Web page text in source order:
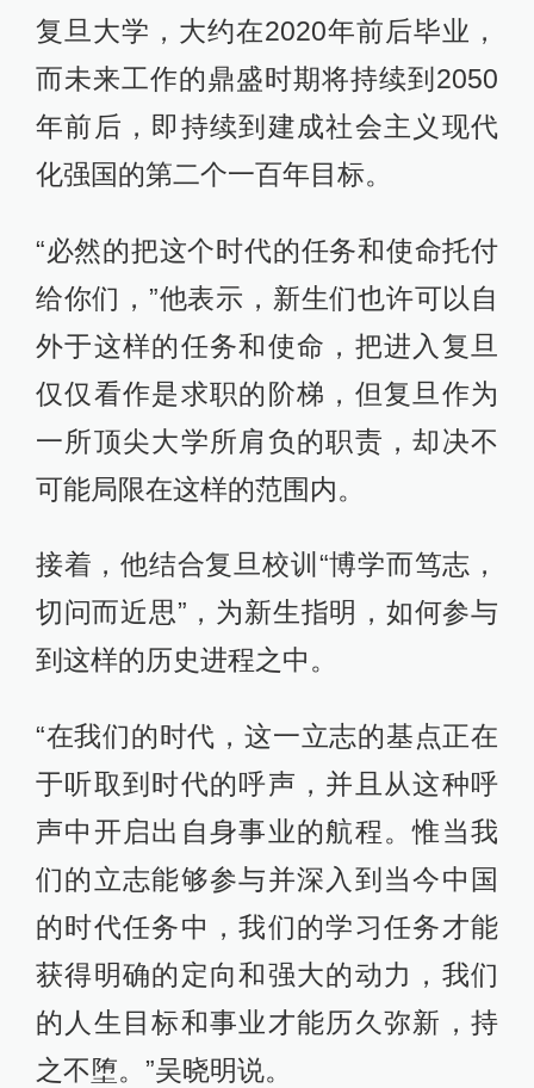
复旦大学，大约在2020年前后毕业，
而未来工作的鼎盛时期将持续到2050
年前后，即持续到建成社会主义现代
化强国的第二个一百年目标。
“必然的把这个时代的任务和使命托付
给你们，”他表示，新生们也许可以自
外于这样的任务和使命，把进入复旦
仅仅看作是求职的阶梯，但复旦作为
一所顶尖大学所肩负的职责，却决不
可能局限在这样的范围内。
接着，他结合复旦校训“博学而笃志，
切问而近思”，为新生指明，如何参与
到这样的历史进程之中。
“在我们的时代，这一立志的基点正在
于听取到时代的呼声，并且从这种呼
声中开启出自身事业的航程。惟当我
们的立志能够参与并深入到当今中国
的时代任务中，我们的学习任务才能
获得明确的定向和强大的动力，我们
的人生目标和事业才能历久弥新，持
之不堕。”吴晓明说。